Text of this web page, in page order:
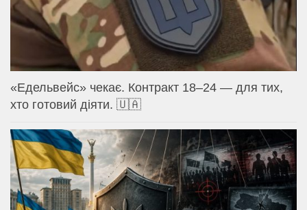
«Едельвейс» чекає. Контракт 18–24 — для тих,
хто готовий діяти. 🇺🇦